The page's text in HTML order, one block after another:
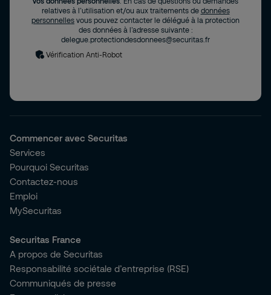
relatives à l’utilisation et/ou aux traitements de données
personnelles vous pouvez contacter le délégué à la protection
des données à l’adresse suivante :
delegue.protectiondesdonnees@securitas.fr
Vérification Anti-Robot
Commencer avec Securitas
Services
Pourquoi Securitas
Contactez-nous
Emploi
MySecuritas
Securitas France
A propos de Securitas
Responsabilité sociétale d’entreprise (RSE)
Communiqués de presse